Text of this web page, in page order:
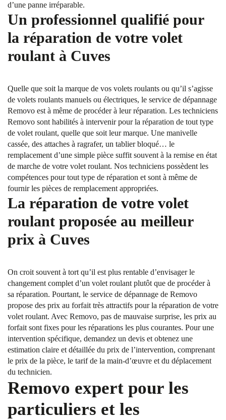
d’une panne irréparable.
Un professionnel qualifié pour
la réparation de votre volet
roulant à Cuves
Quelle que soit la marque de vos volets roulants ou qu’il s’agisse
de volets roulants manuels ou électriques, le service de dépannage
Removo est à même de procéder à leur réparation. Les techniciens
Removo sont habilités à intervenir pour la réparation de tout type
de volet roulant, quelle que soit leur marque. Une manivelle
cassée, des attaches à ragrafer, un tablier bloqué… le
remplacement d’une simple pièce suffit souvent à la remise en état
de marche de votre volet roulant. Nos techniciens possèdent les
compétences pour tout type de réparation et sont à même de
fournir les pièces de remplacement appropriées.
La réparation de votre volet
roulant proposée au meilleur
prix à Cuves
On croit souvent à tort qu’il est plus rentable d’envisager le
changement complet d’un volet roulant plutôt que de procéder à
sa réparation. Pourtant, le service de dépannage de Removo
propose des prix au forfait très attractifs pour la réparation de votre
volet roulant. Avec Removo, pas de mauvaise surprise, les prix au
forfait sont fixes pour les réparations les plus courantes. Pour une
intervention spécifique, demandez un devis et obtenez une
estimation claire et détaillée du prix de l’intervention, comprenant
le prix de la pièce, le tarif de la main-d’œuvre et du déplacement
du technicien.
Removo expert pour les
particuliers et les